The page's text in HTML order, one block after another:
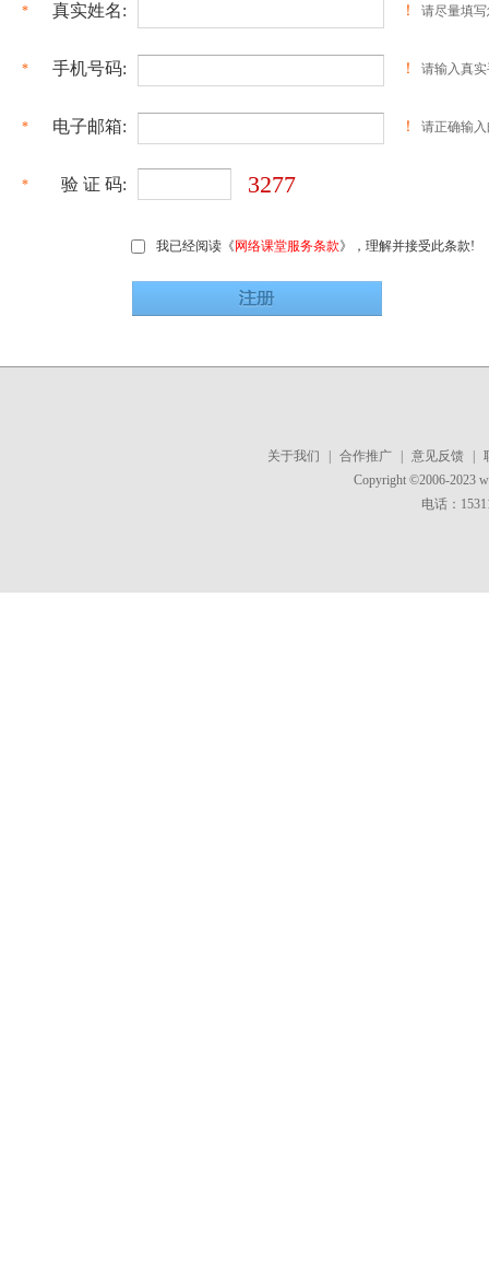
* 真实姓名: ！ 请尽量填
* 手机号码: ！ 请输入真
* 电子邮箱: ！ 请正确输
* 验 证 码: 3277
我已经阅读《网络课堂服务条款》，理解并接受此条款!
关于我们 | 合作推广 | 意见反馈 |
Copyright ©2006-2023
电话：